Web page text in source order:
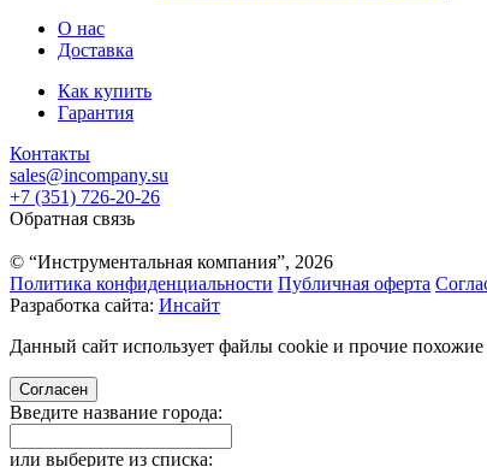
О нас
Доставка
Как купить
Гарантия
Контакты
sales@incompany.su
+7 (351) 726-20-26
Обратная связь
© “Инструментальная компания”, 2026
Политика конфиденциальности Публичная оферта
Разработка сайта: Инсайт
Данный сайт использует файлы cookie и прочие
Согласен
Введите название города:
или выберите из списка: